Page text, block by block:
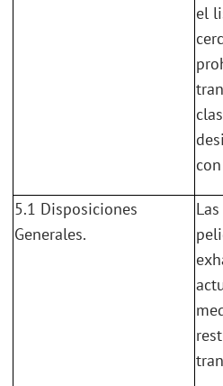
el
5.1 Disposiciones
Generales.